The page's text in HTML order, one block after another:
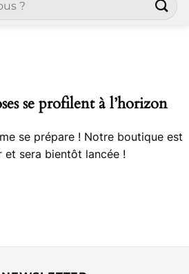
se profilent à l’horizon
se prépare ! Notre boutique est
et sera bientôt lancée !